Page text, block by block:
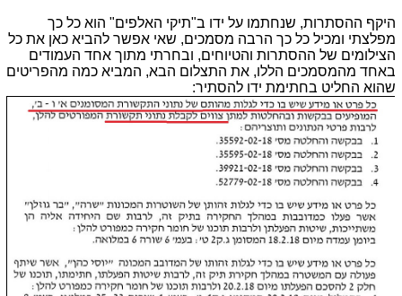
היקף ההסתרות, שנחתמו על ידו ב"תיקי האלפים" הוא כל כך
מפלצתי ומכיל כל כך הרבה מסמכים, שאי אפשר להביא כאן את כל
הצילומים של ההסתרות והטיוחים, ובחרתי מתוך אחד העמודים
באחד מהמסמכים הללו, את התצלום הבא, המביא כמה מהפריטים
שהוא החליט בחתימת ידו להסתיר: